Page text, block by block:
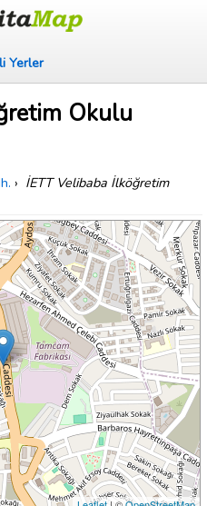
Yerler
Okulu
› İETT Velibaba İlköğretim